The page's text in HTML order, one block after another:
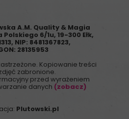
A.M. Quality & Magia
Polskiego 6/1u, 19-300 Ełk,
, NIP: 8481367823,
28135953
Kopiowanie treści
zabronione.
przed wyrażeniem
danych (zobacz)
Plutowski.pl